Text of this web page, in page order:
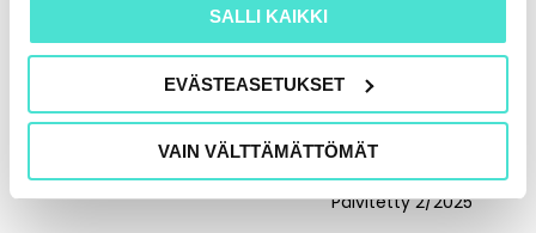
SALLI KAIKKI
EVÄSTEASETUKSET
VAIN VÄLTTÄMÄTTÖMÄT
säätiön
tilinpäätösmalli
Päivitetty 11/2025
VALITSE
säätiöt –
tilinpäätöksen ja
verotuksen
erityiskysymyksiä
Päivitetty 2/2025